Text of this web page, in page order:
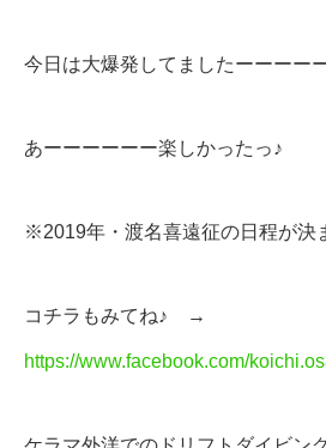
今日は大爆発してましたーーーー
あーーーーーー楽しかったっ♪
※2019年・渡名喜遠征の日程が決
コチラもみてね♪ →
https://www.facebook.com/